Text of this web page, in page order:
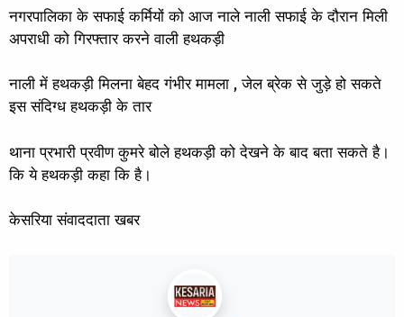
नगरपालिका के सफाई कर्मियों को आज नाले नाली सफाई के दौरान मिली
अपराधी को गिरफ्तार करने वाली हथकड़ी
नाली में हथकड़ी मिलना बेहद गंभीर मामला , जेल ब्रेक से जुड़े हो सकते
इस संदिग्ध हथकड़ी के तार
थाना प्रभारी प्रवीण कुमरे बोले हथकड़ी को देखने के बाद बता सकते है।
कि ये हथकड़ी कहा कि है।
केसरिया संवाददाता खबर